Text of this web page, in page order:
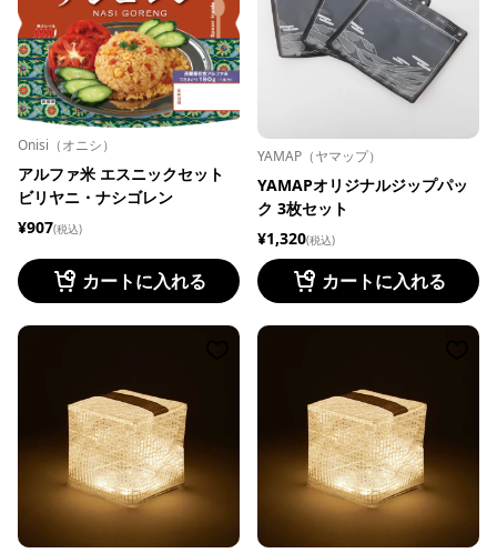
Onisi（オニシ）
アルファ米 エスニックセット
ビリヤニ・ナシゴレン
¥907(税込)
カートに入れる
YAMAP（ヤマップ）
YAMAPオリジナルジップパッ
ク 3枚セット
¥1,320(税込)
カートに入れる